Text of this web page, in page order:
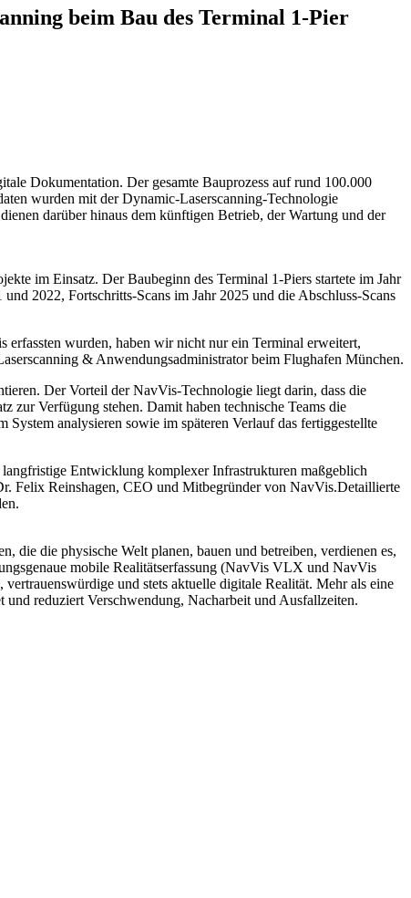
beim Bau des Terminal 1-Pier
Dokumentation. Der gesamte Bauprozess auf rund 100.000
wurden mit der Dynamic-Laserscanning-Technologie
darüber hinaus dem künftigen Betrieb, der Wartung und der
im Einsatz. Der Baubeginn des Terminal 1-Piers startete im Jahr
2022, Fortschritts-Scans im Jahr 2025 und die Abschluss-Scans
wurden, haben wir nicht nur ein Terminal erweitert,
& Anwendungsadministrator beim Flughafen München.
Der Vorteil der NavVis-Technologie liegt darin, dass die
zur Verfügung stehen. Damit haben technische Teams die
analysieren sowie im späteren Verlauf das fertiggestellte
Entwicklung komplexer Infrastrukturen maßgeblich
Felix Reinshagen, CEO und Mitbegründer von NavVis.Detaillierte
die physische Welt planen, bauen und betreiben, verdienen es,
mobile Realitätserfassung (NavVis VLX und NavVis
und stets aktuelle digitale Realität. Mehr als eine
reduziert Verschwendung, Nacharbeit und Ausfallzeiten.